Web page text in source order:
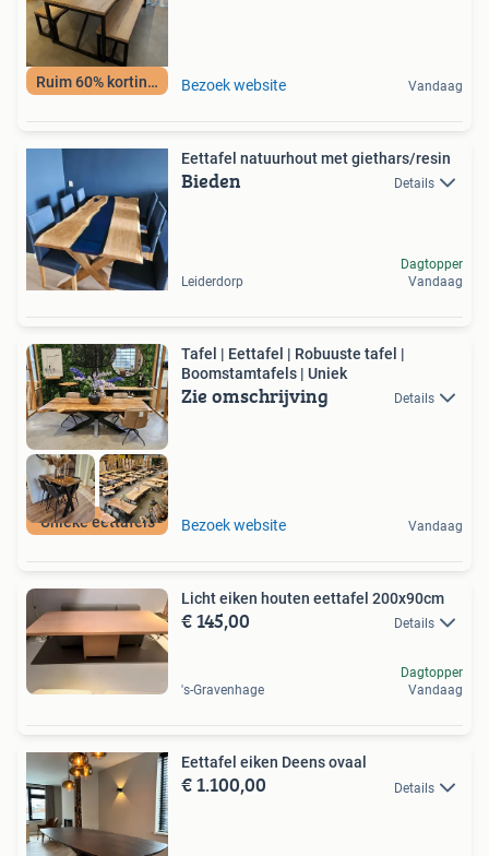
Ruim 60% korting!! Bezoek website Vandaag
Eettafel natuurhout met giethars/resin
Bieden Details
Leiderdorp
Dagtopper
Vandaag
Unieke eettafels
Tafel | Eettafel | Robuuste tafel |
Boomstamtafels | Uniek
Zie omschrijving Details
Bezoek website Vandaag
Licht eiken houten eettafel 200x90cm
€ 145,00 Details
's-Gravenhage
Dagtopper
Vandaag
Eettafel eiken Deens ovaal
€ 1.100,00 Details